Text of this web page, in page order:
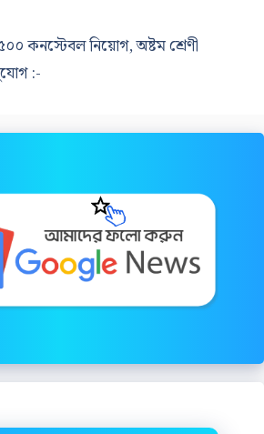
কনস্টেবল নিয়োগ, অষ্টম শ্রেণী
:-